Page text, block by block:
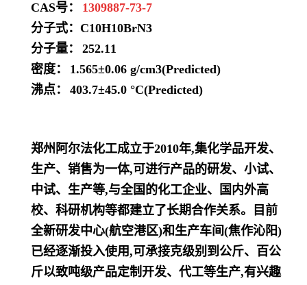
CAS号：
1309887-73-7
分子式： C10H10BrN3
分子量：
252.11
密度：
1.565±0.06 g/cm3(Predicted)
沸点：
403.7±45.0 °C(Predicted)
郑州阿尔法化工成立于2010年,集化学品开发、
生产、销售为一体,可进行产品的研发、小试、
中试、生产等,与全国的化工企业、国内外高
校、科研机构等都建立了长期合作关系。目前
全新研发中心(航空港区)和生产车间(焦作沁阳)
已经逐渐投入使用,可承接克级别到公斤、百公
斤以致吨级产品定制开发、代工等生产,有兴趣